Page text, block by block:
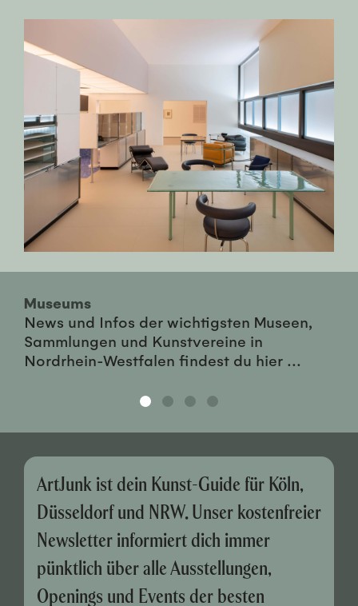
Museums
News und Infos der wichtigsten Museen,
Sammlungen und Kunstvereine in
Nordrhein-Westfalen findest du hier ...
ArtJunk ist dein Kunst-Guide für Köln,
Düsseldorf und NRW. Unser kostenfreier
Newsletter informiert dich immer
pünktlich über alle Ausstellungen,
Openings und Events der besten